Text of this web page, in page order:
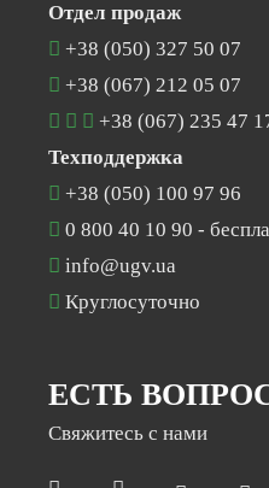
Отдел продаж
+38 (050) 327 50 07
+38 (067) 212 05 07
+38 (067) 235 47
Техподдержка
+38 (050) 100 97 96
0 800 40 10 90 -
info@ugv.ua
Круглосуточно
ЕСТЬ
Свяжитесь с нами